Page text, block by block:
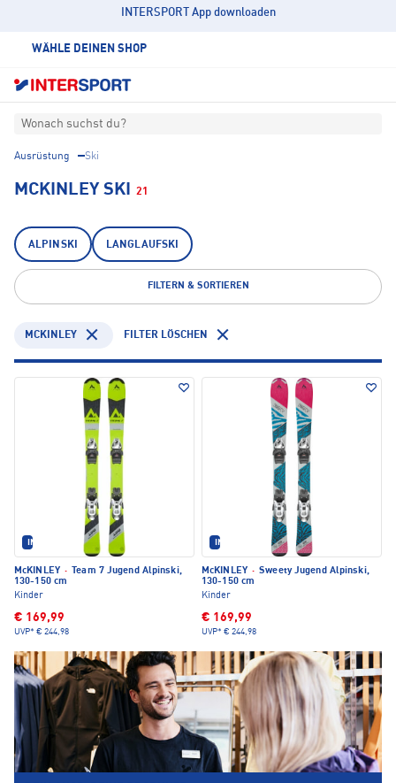
INTERSPORT App downloaden
WÄHLE DEINEN SHOP
Wonach suchst du?
Ausrüstung Ski
MCKINLEY SKI 21
ALPINSKI LANGLAUFSKI
FILTERN & SORTIEREN
MCKINLEY FILTER LÖSCHEN
IM SET ERHÄLTLICH
McKINLEY ·
Team 7 Jugend Alpinski,
130-150 cm
Kinder
€ 169,99
UVP* € 244,98
IM SET ERHÄLTLICH
McKINLEY · Sweety Jugend Alpinski,
130-150 cm
Kinder
€ 169,99
UVP* € 244,98